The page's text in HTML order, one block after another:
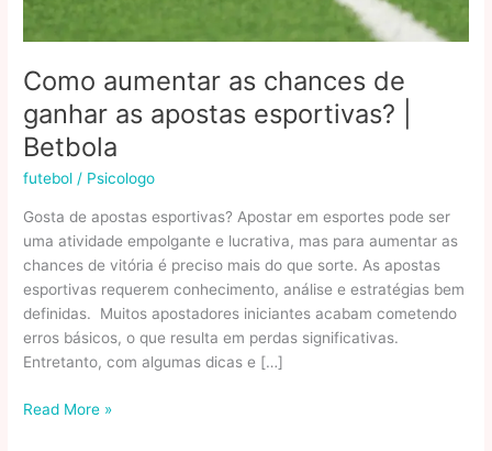
Como aumentar as chances de
ganhar as apostas esportivas? |
Betbola
futebol / Psicologo
Gosta de apostas esportivas? Apostar em esportes pode ser
uma atividade empolgante e lucrativa, mas para aumentar as
chances de vitória é preciso mais do que sorte. As apostas
esportivas requerem conhecimento, análise e estratégias bem
definidas. Muitos apostadores iniciantes acabam cometendo
erros básicos, o que resulta em perdas significativas.
Entretanto, com algumas dicas e […]
Como
Read More »